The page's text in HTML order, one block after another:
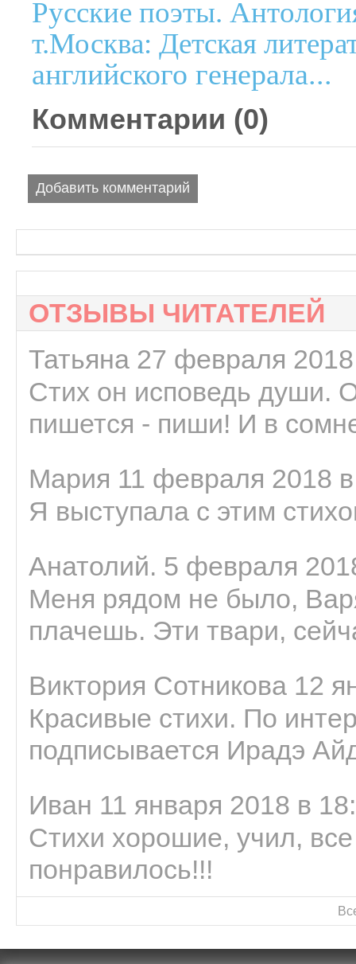
Русские поэты.
т.Москва: Детская
английского генерала...
Комментарии (0)
Добавить комментарий
ОТЗЫВЫ ЧИТАТЕЛЕЙ
Татьяна 27 февраля
Стих он исповедь души.
пишется - пиши! И в
Мария 11 февраля 2018
Я выступала с этим
Анатолий. 5 февраля
Меня рядом не было,
плачешь. Эти твари,
Виктория Сотникова 12
Красивые стихи. По
подписывается Ирадэ
Иван 11 января 2018 в
Стихи хорошие, учил,
понравилось!!!